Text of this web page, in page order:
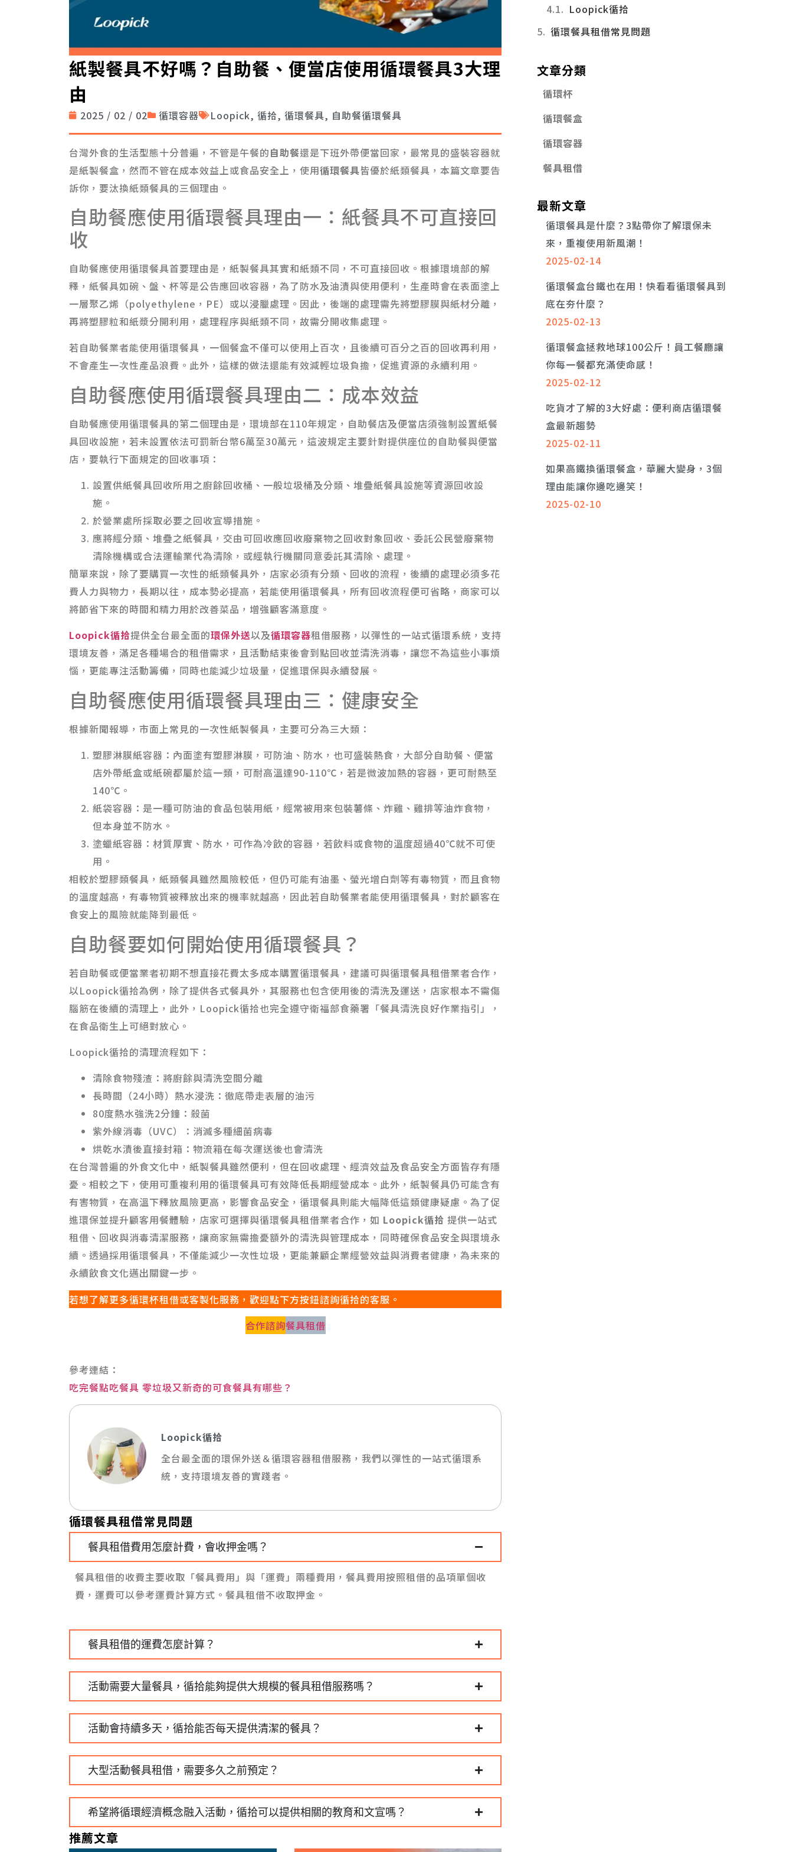
紙製餐具不好嗎？自助餐、便當店使用循環餐具3大理
由
2025 / 02 / 02 循環容器 Loopick, 循拾, 循環餐具, 自助餐循環餐具
台灣外食的生活型態十分普遍，不管是午餐的自助餐還是下班外帶便當回家，最常見的盛裝容器就
是紙製餐盒，然而不管在成本效益上或食品安全上，使用循環餐具皆優於紙類餐具，本篇文章要告
訴你，要汰換紙類餐具的三個理由。
自助餐應使用循環餐具理由一：紙餐具不可直接回
收
自助餐應使用循環餐具首要理由是，紙製餐具其實和紙類不同，不可直接回收。根據環境部的解
釋，紙餐具如碗、盤、杯等是公告應回收容器，為了防水及油漬與使用便利，生產時會在表面塗上
一層聚乙烯（polyethylene，PE）或以浸臘處理。因此，後端的處理需先將塑膠膜與紙材分離，
再將塑膠粒和紙漿分開利用，處理程序與紙類不同，故需分開收集處理。
若自助餐業者能使用循環餐具，一個餐盒不僅可以使用上百次，且後續可百分之百的回收再利用，
不會產生一次性產品浪費。此外，這樣的做法還能有效減輕垃圾負擔，促進資源的永續利用。
自助餐應使用循環餐具理由二：成本效益
自助餐應使用循環餐具的第二個理由是，環境部在110年規定，自助餐店及便當店須強制設置紙餐
具回收設施，若未設置依法可罰新台幣6萬至30萬元，這波規定主要針對提供座位的自助餐與便當
店，要執行下面規定的回收事項：
設置供紙餐具回收所用之廚餘回收桶、一般垃圾桶及分類、堆疊紙餐具設施等資源回收設
施。
於營業處所採取必要之回收宣導措施。
應將經分類、堆疊之紙餐具，交由可回收應回收廢棄物之回收對象回收、委託公民營廢棄物
清除機構或合法運輸業代為清除，或經執行機關同意委託其清除、處理。
簡單來說，除了要購買一次性的紙類餐具外，店家必須有分類、回收的流程，後續的處理必須多花
費人力與物力，長期以往，成本勢必提高，若能使用循環餐具，所有回收流程便可省略，商家可以
將節省下來的時間和精力用於改善菜品，增強顧客滿意度。
Loopick循拾提供全台最全面的環保外送以及循環容器租借服務，以彈性的一站式循環系統，支持
環境友善，滿足各種場合的租借需求，且活動結束後會到點回收並清洗消毒，讓您不為這些小事煩
惱，更能專注活動籌備，同時也能減少垃圾量，促進環保與永續發展。
自助餐應使用循環餐具理由三：健康安全
根據新聞報導，市面上常見的一次性紙製餐具，主要可分為三大類：
塑膠淋膜紙容器：內面塗有塑膠淋膜，可防油、防水，也可盛裝熱食，大部分自助餐、便當
店外帶紙盒或紙碗都屬於這一類，可耐高溫達90-110℃，若是微波加熱的容器，更可耐熱至
140℃。
紙袋容器：是一種可防油的食品包裝用紙，經常被用來包裝薯條、炸雞、雞排等油炸食物，
但本身並不防水。
塗蠟紙容器：材質厚實、防水，可作為冷飲的容器，若飲料或食物的溫度超過40℃就不可使
用。
相較於塑膠類餐具，紙類餐具雖然風險較低，但仍可能有油墨、螢光增白劑等有毒物質，而且食物
的溫度越高，有毒物質被釋放出來的機率就越高，因此若自助餐業者能使用循環餐具，對於顧客在
食安上的風險就能降到最低。
自助餐要如何開始使用循環餐具？
若自助餐或便當業者初期不想直接花費太多成本購置循環餐具，建議可與循環餐具租借業者合作，
以Loopick循拾為例，除了提供各式餐具外，其服務也包含使用後的清洗及運送，店家根本不需傷
腦筋在後續的清理上，此外，Loopick循拾也完全遵守衛福部食藥署「餐具清洗良好作業指引」，
在食品衛生上可絕對放心。
Loopick循拾的清理流程如下：
清除食物殘渣：將廚餘與清洗空間分離
長時間（24小時）熱水浸洗：徹底帶走表層的油污
80度熱水強洗2分鐘：殺菌
紫外線消毒（UVC）：消滅多種細菌病毒
烘乾水漬後直接封箱：物流箱在每次運送後也會清洗
在台灣普遍的外食文化中，紙製餐具雖然便利，但在回收處理、經濟效益及食品安全方面皆存有隱
憂。相較之下，使用可重複利用的循環餐具可有效降低長期經營成本。此外，紙製餐具仍可能含有
有害物質，在高溫下釋放風險更高，影響食品安全，循環餐具則能大幅降低這類健康疑慮。為了促
進環保並提升顧客用餐體驗，店家可選擇與循環餐具租借業者合作，如 Loopick循拾 提供一站式
租借、回收與消毒清潔服務，讓商家無需擔憂額外的清洗與管理成本，同時確保食品安全與環境永
續。透過採用循環餐具，不僅能減少一次性垃圾，更能兼顧企業經營效益與消費者健康，為未來的
永續飲食文化邁出關鍵一步。
若想了解更多循環杯租借或客製化服務，歡迎點下方按鈕諮詢循拾的客服。
合作諮詢餐具租借
參考連結：
吃完餐點吃餐具 零垃圾又新奇的可食餐具有哪些？
Loopick循拾
全台最全面的環保外送＆循環容器租借服務，我們以彈性的一站式循環系
統，支持環境友善的實踐者。
循環餐具租借常見問題
餐具租借費用怎麼計費，會收押金嗎？
餐具租借的收費主要收取「餐具費用」與「運費」兩種費用，餐具費用按照租借的品項單個收
費，運費可以參考運費計算方式。餐具租借不收取押金。
餐具租借的運費怎麼計算？
活動需要大量餐具，循拾能夠提供大規模的餐具租借服務嗎？
活動會持續多天，循拾能否每天提供清潔的餐具？
大型活動餐具租借，需要多久之前預定？
希望將循環經濟概念融入活動，循拾可以提供相關的教育和文宣嗎？
推薦文章
Loopick循拾
循環餐具租借常見問題
文章分類
循環杯
循環餐盒
循環容器
餐具租借
最新文章
循環餐具是什麼？3點帶你了解環保未
來，重複使用新風潮！
2025-02-14
循環餐盒台鐵也在用！快看看循環餐具到
底在夯什麼？
2025-02-13
循環餐盒拯救地球100公斤！員工餐廳讓
你每一餐都充滿使命感！
2025-02-12
吃貨才了解的3大好處：便利商店循環餐
盒最新趨勢
2025-02-11
如果高鐵換循環餐盒，華麗大變身，3個
理由能讓你邊吃邊笑！
2025-02-10